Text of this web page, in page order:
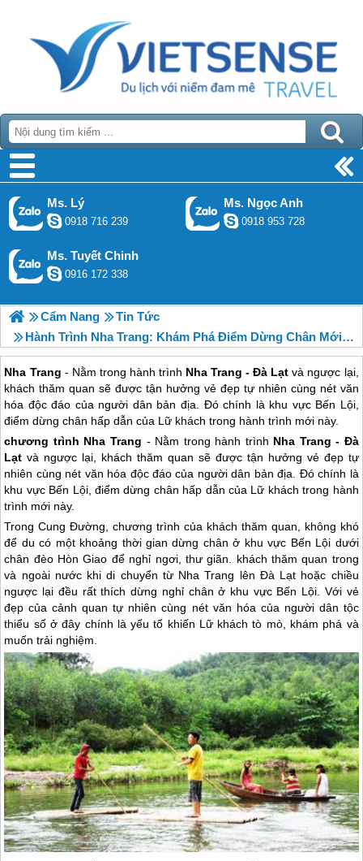
Ms. Lý
0918 716 239
Ms. Ngọc Anh
0918 953 728
Ms. Tuyết Chinh
0916 172 338
Cẩm Nang
Tin Tức
Hành Trình Nha Trang: Khám Phá Điểm Dừng Chân Mới Tại Hòn Giao
Nha Trang - Nằm trong hành trình Nha Trang - Đà Lạtvà ngược lại,
khách thăm quan sẽ được tận hưởng vẻ đẹp tự nhiên cùng nét văn
hóa độc đáo của người dân bản địa. Đó chính là khu vực Bến Lội,
điểm dừng chân hấp dẫn của Lữ khách trong hành trình mới này.
chương trình Nha Trang - Nằm trong hành trình Nha Trang - Đà
Lạtvà ngược lại, khách thăm quan sẽ được tận hưởng vẻ đẹp tự
nhiên cùng nét văn hóa độc đáo của người dân bản địa. Đó chính là
khu vực Bến Lội, điểm dừng chân hấp dẫn của Lữ khách trong hành
trình mới này.
Trong Cung Đường, chương trình của khách thăm quan, không khó
để du có một khoảng thời gian dừng chân ở khu vực Bến Lội dưới
chân đèo Hòn Giao để nghỉ ngơi, thư giãn. khách thăm quan trong
và ngoài nước khi di chuyển từ Nha Trang lên Đà Lạt hoặc chiều
ngược lại đều rất thích dừng nghỉ chân ở khu vực Bến Lội. Với vẻ
đẹp của cảnh quan tự nhiên cùng nét văn hóa của người dân tộc
thiểu số ở đây chính là yếu tố khiến Lữ khách tò mò, khám phá và
muốn trải nghiệm.